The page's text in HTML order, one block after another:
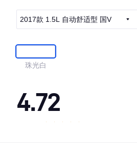
2017款 1.5L 自动舒适型 国V
珠光白
4.72